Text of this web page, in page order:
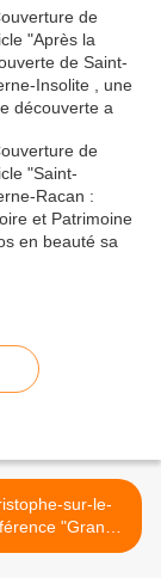
sur-le-
"Grands
de Saint-